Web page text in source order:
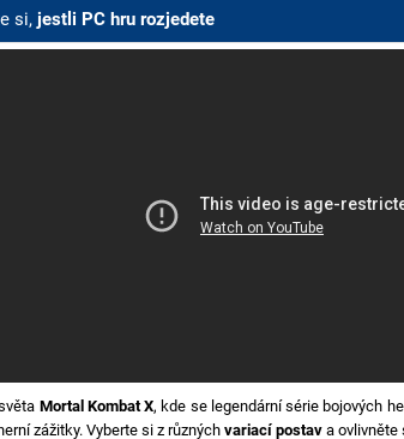
si, jestli PC hru rozjedete
Mortal Kombat X, kde se legendární série bojových
zážitky. Vyberte si z různých variací postav a ovlivněte